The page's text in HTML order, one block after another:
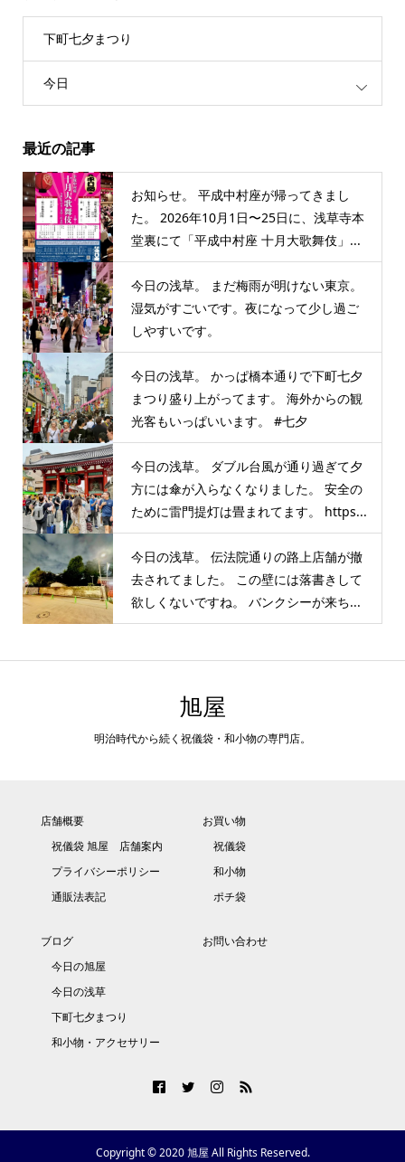
下町七夕まつり
今日
最近の記事
お知らせ。 平成中村座が帰ってきまし
た。 2026年10月1日〜25日に、浅草寺本
堂裏にて「平成中村座 十月大歌舞伎」...
今日の浅草。 まだ梅雨が明けない東京。
湿気がすごいです。夜になって少し過ご
しやすいです。
今日の浅草。 かっぱ橋本通りで下町七夕
まつり盛り上がってます。 海外からの観
光客もいっぱいいます。 #七夕
今日の浅草。 ダブル台風が通り過ぎて夕
方には傘が入らなくなりました。 安全の
ために雷門提灯は畳まれてます。 https...
今日の浅草。 伝法院通りの路上店舗が撤
去されてました。 この壁には落書きして
欲しくないですね。 バンクシーが来ち...
旭屋
明治時代から続く祝儀袋・和小物の専門店。
店舗概要
祝儀袋 旭屋 店舗案内
プライバシーポリシー
通販法表記
お買い物
祝儀袋
和小物
ポチ袋
ブログ
今日の旭屋
今日の浅草
下町七夕まつり
和小物・アクセサリー
お問い合わせ
Copyright © 2020 旭屋 All Rights Reserved.